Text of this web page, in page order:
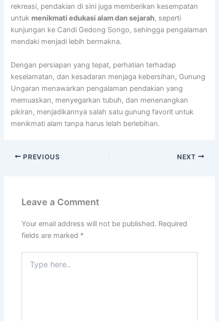
rekreasi, pendakian di sini juga memberikan kesempatan
untuk menikmati edukasi alam dan sejarah, seperti
kunjungan ke Candi Gedong Songo, sehingga pengalaman
mendaki menjadi lebih bermakna.
Dengan persiapan yang tepat, perhatian terhadap
keselamatan, dan kesadaran menjaga kebersihan, Gunung
Ungaran menawarkan pengalaman pendakian yang
memuaskan, menyegarkan tubuh, dan menenangkan
pikiran, menjadikannya salah satu gunung favorit untuk
menikmati alam tanpa harus lelah berlebihan.
PREVIOUS NEXT
Leave a Comment
Your email address will not be published. Required
fields are marked *
here..